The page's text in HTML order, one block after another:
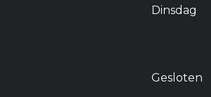
Dinsdag
Gesloten